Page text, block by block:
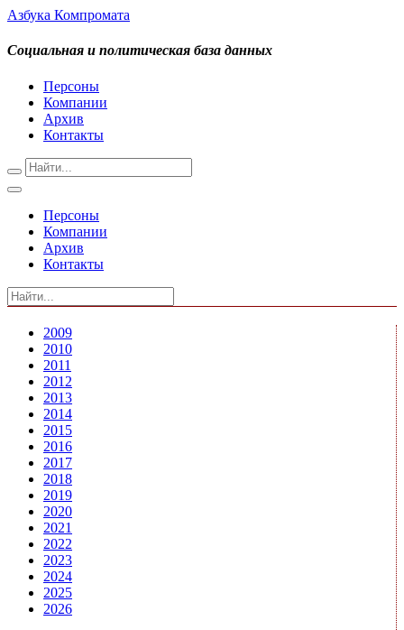
Азбука Компромата
Социальная и политическая база данных
Персоны
Компании
Архив
Контакты
Персоны
Компании
Архив
Контакты
2009
2010
2011
2012
2013
2014
2015
2016
2017
2018
2019
2020
2021
2022
2023
2024
2025
2026